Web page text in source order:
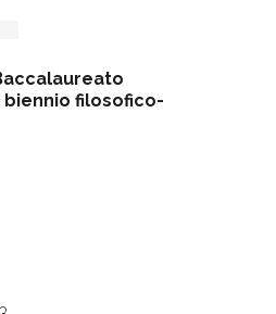
filosofico-